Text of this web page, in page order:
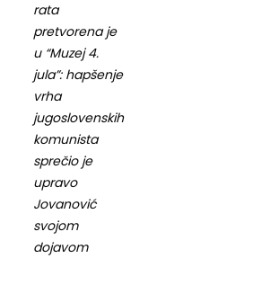
rata
pretvorena je
u “Muzej 4.
jula”: hapšenje
vrha
jugoslovenskih
komunista
sprečio je
upravo
Jovanović
svojom
dojavom